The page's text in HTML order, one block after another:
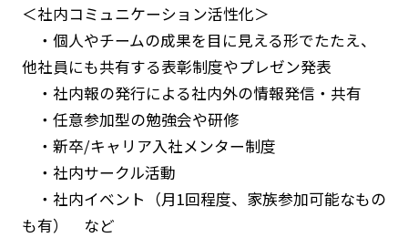
＜社内コミュニケーション活性化＞
・個人やチームの成果を目に見える形でたたえ、
他社員にも共有する表彰制度やプレゼン発表
・社内報の発行による社内外の情報発信・共有
・任意参加型の勉強会や研修
・新卒/キャリア入社メンター制度
・社内サークル活動
・社内イベント（月1回程度、家族参加可能なもの
も有） など